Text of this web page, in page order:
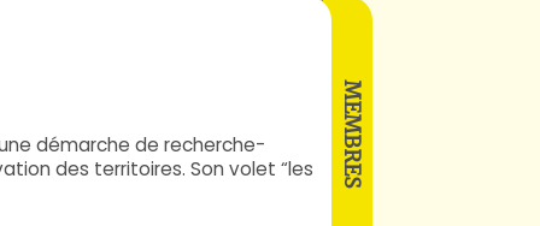
démarche de recherche-
des territoires. Son volet “les
MEMBRES
Dorier